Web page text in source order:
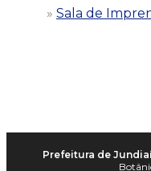
Sala de
Prefeitura de